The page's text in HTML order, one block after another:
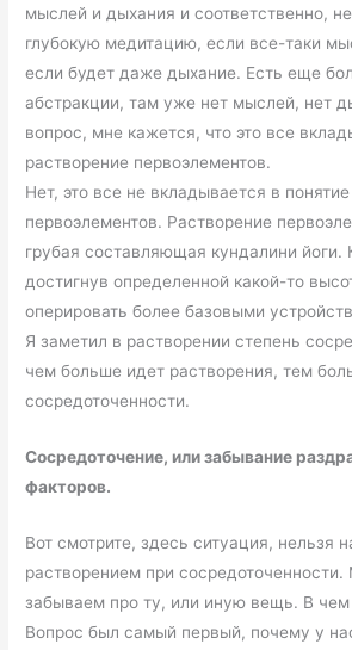
мыслей и дыхания и соответственно,
глубокую медитацию, если все-таки
если будет даже дыхание. Есть еще
абстракции, там уже нет мыслей, нет
вопрос, мне кажется, что это все
растворение первоэлементов.
Нет, это все не вкладывается в
первоэлементов. Растворение
грубая составляющая кундалини йоги.
достигнув определенной какой-то
оперировать более базовыми
Я заметил в растворении степень
чем больше идет растворения, тем
сосредоточенности.
Сосредоточение, или забывание
факторов.
Вот смотрите, здесь ситуация, нельзя
растворением при
забываем про ту, или иную вещь. В
Вопрос был самый первый, почему у